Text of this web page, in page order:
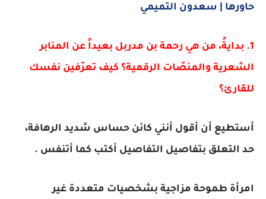
حاورها | سعدون التميمي
1. بدايةً، من هي رحمة بن مدربل بعيداً عن المنابر
الشعرية والمنصّات الرقمية؟ كيف تعرّفين نفسك
للقارئ؟
أستطيع أن أقول أنني كائن حساس شديد الرهافة،
حد التعلق بتفاصيل التفاصيل أكتب كما أتنفس .
امرأة طموحة مزاجية بشخصيات متعددة غير